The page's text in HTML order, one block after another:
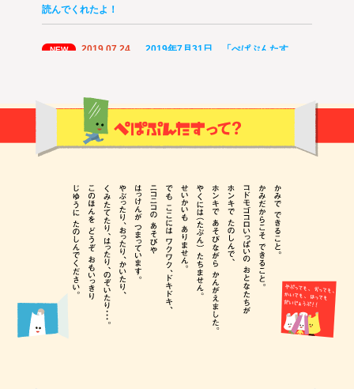
読んでくれたよ！
NEW 2019.07.24
2019年7月31日、「ぺぱぷんたす
NEW 【終了】2019.07.10
2019年7月13日、夜10時から
NHK Eテレ『SWITCHインタビュー 達人達 』に本誌デザイナ
ー・祖父江慎さんがケラリーノ・サンドロヴィッチさんと出
イベント 【終了】2019.07.10
2019年7月13
日〜15日 TOKYO ART BOOK FAIR 2019に『ぺぱぷんたす』
2019.07.10 ぺぱぷんたす003、本日発売です！
イベント 【終了】2019.07.10
『かこさとしの世
界』展覧会のおしらせ